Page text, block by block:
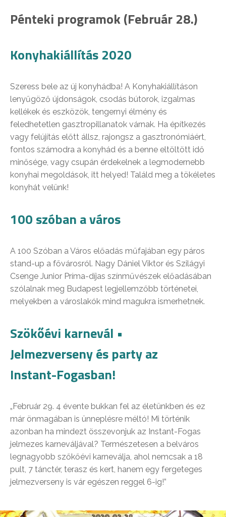
Pénteki programok (Február 28.)
Konyhakiállítás 2020
Szeress bele az új konyhádba! A Konyhakiállításon
lenyűgöző újdonságok, csodás bútorok, izgalmas
kellékek és eszközök, tengernyi élmény és
feledhetetlen gasztropillanatok várnak. Ha építkezés
vagy felújítás előtt állsz, rajongsz a gasztronómiáért,
fontos számodra a konyhád és a benne eltöltött idő
minősége, vagy csupán érdekelnek a legmodernebb
konyhai megoldások, itt helyed! Találd meg a tökéletes
konyhát velünk!
100 szóban a város
A 100 Szóban a Város előadás műfajában egy páros
stand-up a fővárosról. Nagy Dániel Viktor és Szilágyi
Csenge Junior Príma-díjas színművészek előadásában
szólalnak meg Budapest legjellemzőbb történetei,
melyekben a városlakók mind magukra ismerhetnek.
Szökőévi karnevál •
Jelmezverseny és party az
Instant-Fogasban!
„Február 29. 4 évente bukkan fel az életünkben és ez
már önmagában is ünneplésre méltó! Mi történik
azonban ha mindezt összevonjuk az Instant-Fogas
jelmezes karneváljával? Természetesen a belváros
legnagyobb szőkőévi karneválja, ahol nemcsak a 18
pult, 7 tánctér, terasz és kert, hanem egy fergeteges
jelmezverseny is vár egészen reggel 6-ig!”